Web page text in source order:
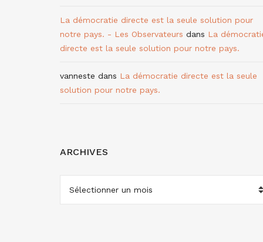
La démocratie directe est la seule solution pour
notre pays. - Les Observateurs dans La
directe est la seule solution pour notre pays.
vanneste dans La démocratie directe est la seule
solution pour notre pays.
ARCHIVES
ARCHIVES